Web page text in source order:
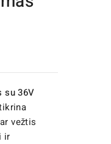
su 36V
vežtis
ir